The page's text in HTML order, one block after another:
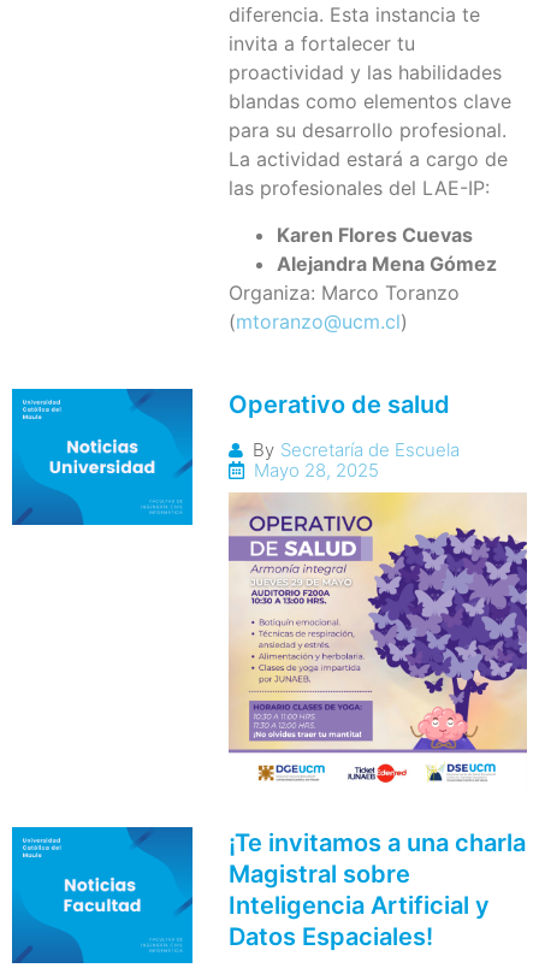
diferencia. Esta instancia te
invita a fortalecer tu
proactividad y las habilidades
blandas como elementos clave
para su desarrollo profesional.
La actividad estará a cargo de
las profesionales del LAE-IP:
Karen Flores Cuevas
Alejandra Mena Gómez
Organiza: Marco Toranzo
(mtoranzo@ucm.cl)
Operativo de salud
By Secretaría de Escuela
Mayo 28, 2025
¡Te invitamos a una charla
Magistral sobre
Inteligencia Artificial y
Datos Espaciales!